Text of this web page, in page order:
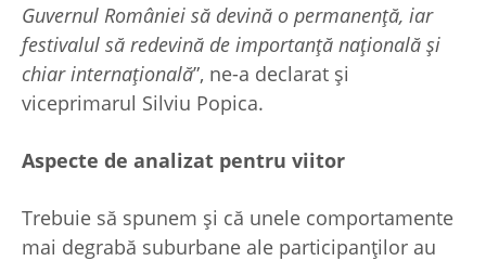
Guvernul României să devină o permanență, iar
festivalul să redevină de importanță națională și
chiar internațională”, ne-a declarat și
viceprimarul Silviu Popica.
Aspecte de analizat pentru viitor
Trebuie să spunem și că unele comportamente
mai degrabă suburbane ale participanților au